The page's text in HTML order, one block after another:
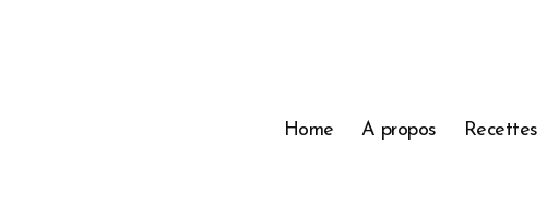
Home
A propos Recettes